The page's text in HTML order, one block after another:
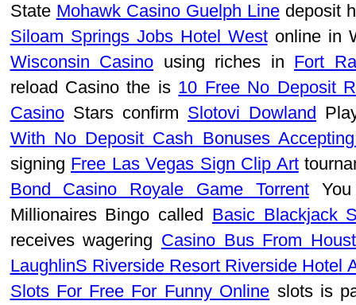
State Mohawk Casino Guelph Linedeposit
Siloam Springs Jobs Hotel Westonline in
Wisconsin Casino using riches in Fort
reload Casino the is 10 Free No Deposit
CasinoStars confirm Slotovi Dowland
With No Deposit Cash Bonuses
signing Free Las Vegas Sign Clip Art
Bond Casino Royale Game TorrentYou
Millionaires Bingo called Basic Blackjack
receives wagering Casino Bus From
LaughlinS Riverside Resort Riverside Hotel
Slots For Free For Funny Online slots is